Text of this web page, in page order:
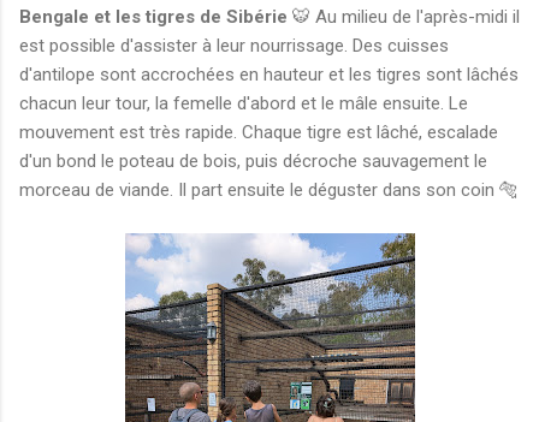
Bengale et les tigres de Sibérie 🐯 Au milieu de l'après-midi il
est possible d'assister à leur nourrissage. Des cuisses
d'antilope sont accrochées en hauteur et les tigres sont lâchés
chacun leur tour, la femelle d'abord et le mâle ensuite. Le
mouvement est très rapide. Chaque tigre est lâché, escalade
d'un bond le poteau de bois, puis décroche sauvagement le
morceau de viande. Il part ensuite le déguster dans son coin 🐅